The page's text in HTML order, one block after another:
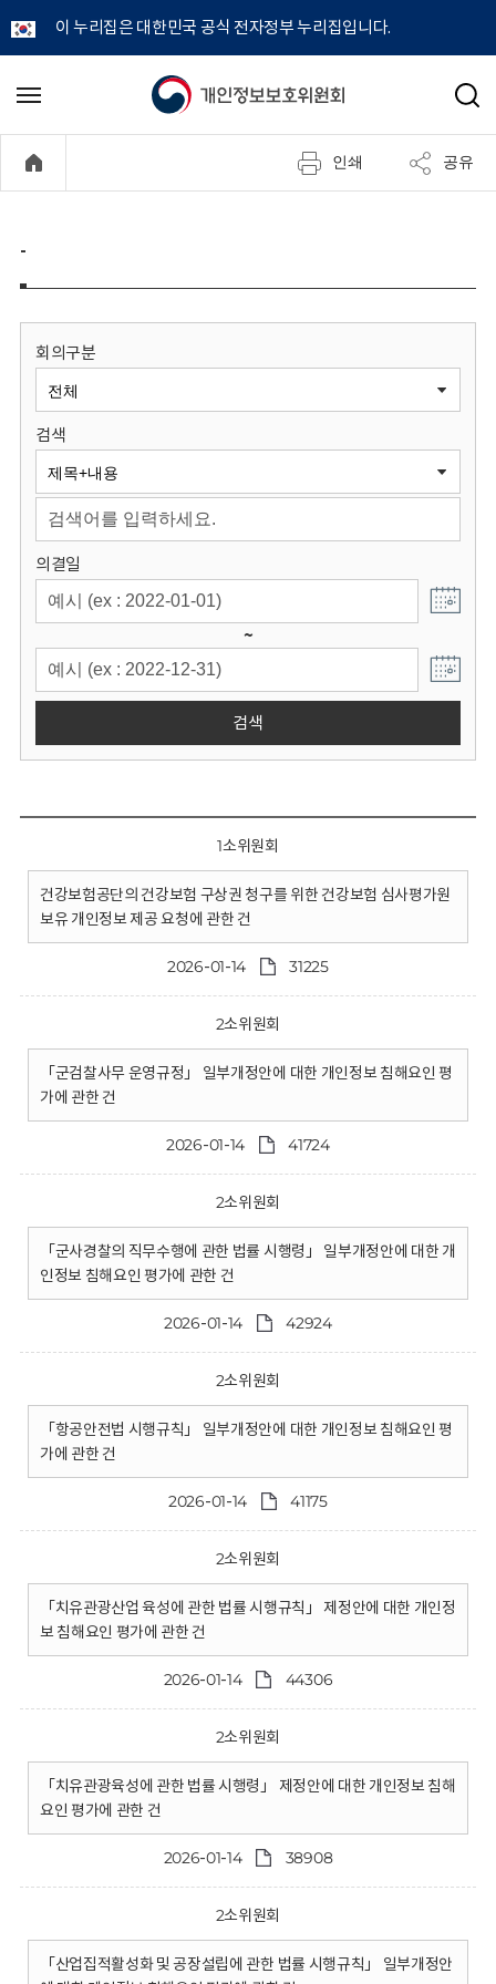
이 누리집은 대한민국 공식 전자정부 누리집입니다.
개
정
보
원
회
메
기
검
인쇄 공유
-
회의구분
검색
의결일
~
검색
1소위원회
건강보험공단의 건강보험 구상권 청구를 위한 건강보험 심사평가원
보유 개인정보 제공 요청에 관한 건
2026-01-14 31225
2소위원회
「군검찰사무 운영규정」 일부개정안에 대한 개인정보 침해요인 평
가에 관한 건
2026-01-14 41724
2소위원회
「군사경찰의 직무수행에 관한 법률 시행령」 일부개정안에 대한 개
인정보 침해요인 평가에 관한 건
2026-01-14 42924
2소위원회
「항공안전법 시행규칙」 일부개정안에 대한 개인정보 침해요인 평
가에 관한 건
2026-01-14 41175
2소위원회
「치유관광산업 육성에 관한 법률 시행규칙」 제정안에 대한 개인정
보 침해요인 평가에 관한 건
2026-01-14 44306
2소위원회
「치유관광육성에 관한 법률 시행령」 제정안에 대한 개인정보 침해
요인 평가에 관한 건
2026-01-14 38908
2소위원회
「산업집적활성화 및 공장설립에 관한 법률 시행규칙」 일부개정안